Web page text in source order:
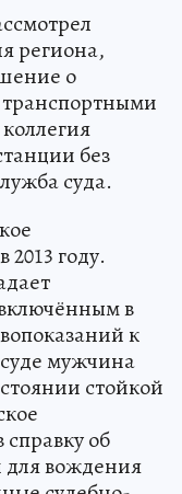
региона,
о
без
суда.
2013 году.
в
к
мужчина
стойкой
справку об
для вождения